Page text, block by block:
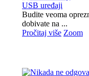
USB uređaji
Budite veoma
dobivate na ...
Pročitaj više Zoom